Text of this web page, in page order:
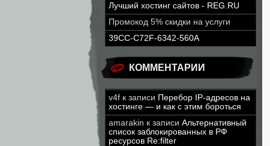
Лучший хостинг сайтов - REG.RU
Промокод 5% скидки на услуги
39CC-C72F-6342-560A
КОММЕНТАРИИ
v4f к записи Перебор IP-адресов на
хостинге — и как с этим бороться
amarakin к записи Альтернативный
список заблокированных в РФ
ресурсов Re:filter